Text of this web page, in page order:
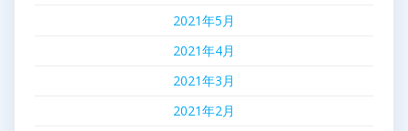
2021年5月
2021年4月
2021年3月
2021年2月